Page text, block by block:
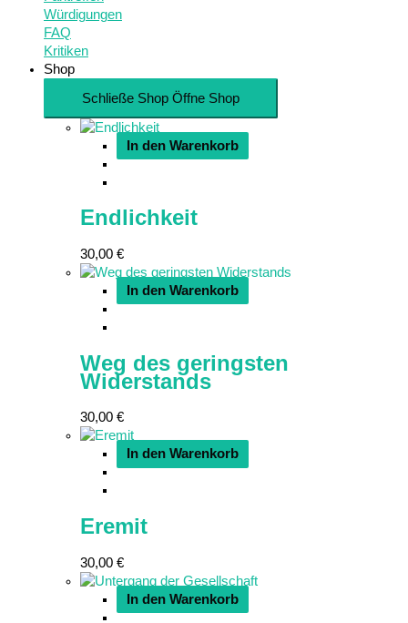
Würdigungen
FAQ
Kritiken
Shop
Schließe Shop Öffne Shop
In den Warenkorb
Endlichkeit
30,00 €
In den Warenkorb
Weg des geringsten
Widerstands
30,00 €
In den Warenkorb
Eremit
30,00 €
In den Warenkorb